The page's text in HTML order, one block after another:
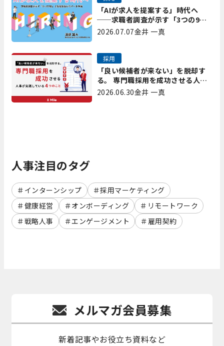
「AIが求人を提案する」時代へ
──求職者調査が示す「3つの9
割」と、採用担当が今すべき準備
2026.07.07金井 一真
「良い候補者が来ない」を脱却す
る。 専門職採用を成功させる人事
が実践している4つのこと
採用
2026.06.30金井 一真
人事注目のタグ
インターンシップ
採用マーケティング
健康経営
オンボーディング
リモートワーク
戦略人事
エンゲージメント 雇用契約
メルマガ会員募集
新着記事やお役立ち資料など